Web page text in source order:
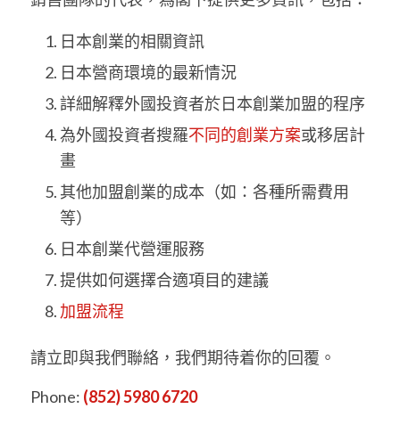
日本創業的相關資訊
日本營商環境的最新情況
詳細解釋外國投資者於日本創業加盟的程序
為外國投資者搜羅不同的創業方案或移居計
畫
其他加盟創業的成本（如：各種所需費用
等）
日本創業代營運服務
提供如何選擇合適項目的建議
加盟流程
請立即與我們聯絡，我們期待着你的回覆。
Phone: (852) 5980 6720